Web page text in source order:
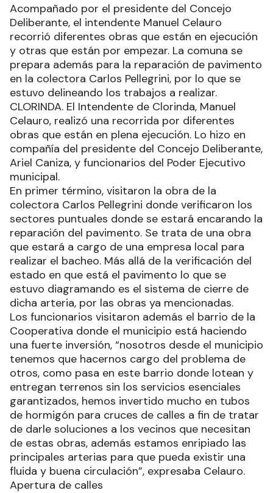
Acompañado por el presidente del Concejo
Deliberante, el intendente Manuel Celauro
recorrió diferentes obras que están en ejecución
y otras que están por empezar. La comuna se
prepara además para la reparación de pavimento
en la colectora Carlos Pellegrini, por lo que se
estuvo delineando los trabajos a realizar.
CLORINDA. El Intendente de Clorinda, Manuel
Celauro, realizó una recorrida por diferentes
obras que están en plena ejecución. Lo hizo en
compañía del presidente del Concejo Deliberante,
Ariel Caniza, y funcionarios del Poder Ejecutivo
municipal.
En primer término, visitaron la obra de la
colectora Carlos Pellegrini donde verificaron los
sectores puntuales donde se estará encarando la
reparación del pavimento. Se trata de una obra
que estará a cargo de una empresa local para
realizar el bacheo. Más allá de la verificación del
estado en que está el pavimento lo que se
estuvo diagramando es el sistema de cierre de
dicha arteria, por las obras ya mencionadas.
Los funcionarios visitaron además el barrio de la
Cooperativa donde el municipio está haciendo
una fuerte inversión, “nosotros desde el municipio
tenemos que hacernos cargo del problema de
otros, como pasa en este barrio donde lotean y
entregan terrenos sin los servicios esenciales
garantizados, hemos invertido mucho en tubos
de hormigón para cruces de calles a fin de tratar
de darle soluciones a los vecinos que necesitan
de estas obras, además estamos enripiado las
principales arterias para que pueda existir una
fluida y buena circulación”, expresaba Celauro.
Apertura de calles